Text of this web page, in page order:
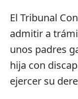
El Tribunal
admitir a
unos padres
hija con
ejercer su